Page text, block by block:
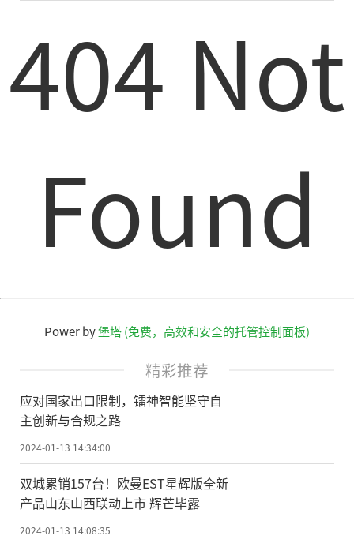
404 Not
Found
Power by堡塔 (免费，高效和安全的托管控制面板)
精彩推荐
应对国家出口限制，镭神智能坚守自
主创新与合规之路
2024-01-13 14:34:00
双城累销157台！欧曼EST星辉版全新
产品山东山西联动上市 辉芒毕露
2024-01-13 14:08:35